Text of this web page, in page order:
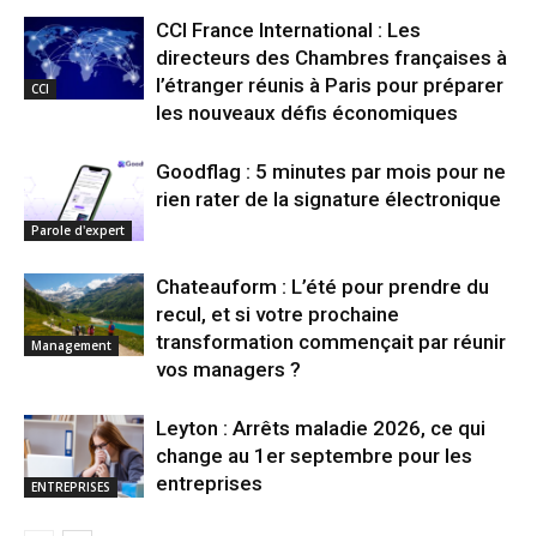
CCI
CCI France International : Les
directeurs des Chambres françaises à
l’étranger réunis à Paris pour préparer
les nouveaux défis économiques
Parole d'expert
Goodflag : 5 minutes par mois pour ne
rien rater de la signature électronique
Management
Chateauform : L’été pour prendre du
recul, et si votre prochaine
transformation commençait par réunir
vos managers ?
ENTREPRISES
Leyton : Arrêts maladie 2026, ce qui
change au 1er septembre pour les
entreprises